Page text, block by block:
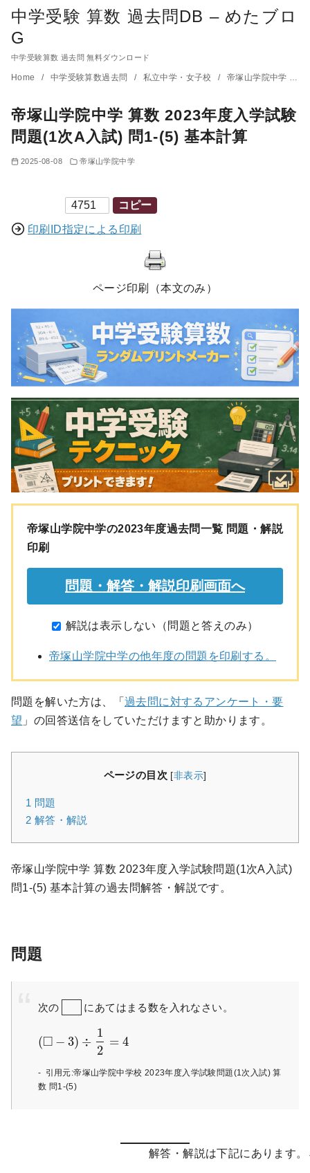
中学受験 算数 過去問DB – めたブロ
G
中学受験算数 過去問 無料ダウンロード
Home 中学受験算数過去問 私立中学・女子校 帝塚山学院中学
帝塚山学院中学 算数 2023年度入学試験
問題(1次A入試) 問1-(5) 基本計算
2025-08-08 帝塚山学院中学
コピー
印刷ID指定による印刷
ページ印刷（本文のみ）
帝塚山学院中学の2023年度過去問一覧 問題・解説
印刷
解説は表示しない（問題と答えのみ）
帝塚山学院中学の他年度の問題を印刷する。
問題を解いた方は、「 過去問に対するアンケート・要
望 」の回答送信をしていただけますと助かります。
ページの目次 [非表示]
1 問題
2 解答・解説
帝塚山学院中学 算数 2023年度入学試験問題(1次A入試)
問1-(5) 基本計算の過去問解答・解説です。
問題
次の にあてはまる数を入れなさい。
(□ − 3) ÷
1
2
= 4
引用元:帝塚山学院中学校 2023年度入学試験問題(1次入試) 算
数 問1-(5)